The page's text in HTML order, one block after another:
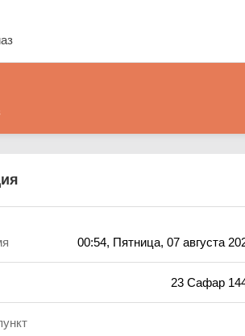
00:54, Пятница, 07 августа
23 Сафар